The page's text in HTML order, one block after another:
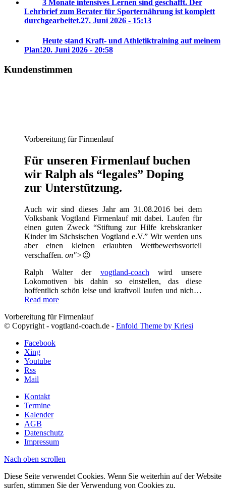
3 Monate intensives Lernen sind geschafft. Der
Lehrbrief zum Berater für Sporternährung ist komplett
durchgearbeitet.27. Juni 2026 - 15:13
Heute stand Kraft- und Athletiktraining auf meinem
Plan!20. Juni 2026 - 20:58
Kundenstimmen
Vorbereitung für Firmenlauf
Für unseren Firmenlauf buchen
wir Ralph als “legales” Doping
zur Unterstützung.
Auch wir sind dieses Jahr am 31.08.2016 bei dem
Volksbank Vogtland Firmenlauf mit dabei. Laufen für
einen guten Zweck “Stiftung zur Hilfe krebskranker
Kinder im Sächsischen Vogtland e.V.” Wir werden uns
aber einen kleinen erlaubten Wettbewerbsvorteil
verschaffen. on">😉
Ralph Walter der vogtland-coach wird unsere
Lokomotiven bis dahin so einstellen, das diese
hoffentlich schön leise und kraftvoll laufen und nich…
Read more
Vorbereitung für Firmenlauf
© Copyright - vogtland-coach.de - Enfold Theme by Kriesi
Facebook
Xing
Youtube
Rss
Mail
Kontakt
Termine
Kalender
AGB
Datenschutz
Impressum
Nach oben scrollen
Diese Seite verwendet Cookies. Wenn Sie weiterhin auf der Website
surfen, stimmen Sie der Verwendung von Cookies zu.